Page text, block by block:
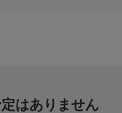
はありません